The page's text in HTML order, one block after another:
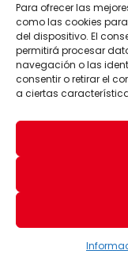
Para ofrecer las
como las cookies
del dispositivo. El
permitirá procesar
navegación o las
consentir o retirar el
a ciertas